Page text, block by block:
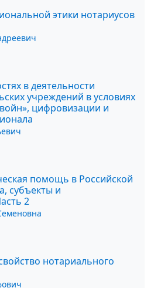
этики нотариусов
в деятельности
учреждений в условиях
цифровизации и
помощь в Российской
субъекты и
2
нотариального